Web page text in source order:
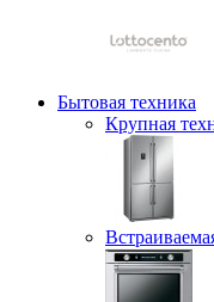
Бытовая техника
Крупная